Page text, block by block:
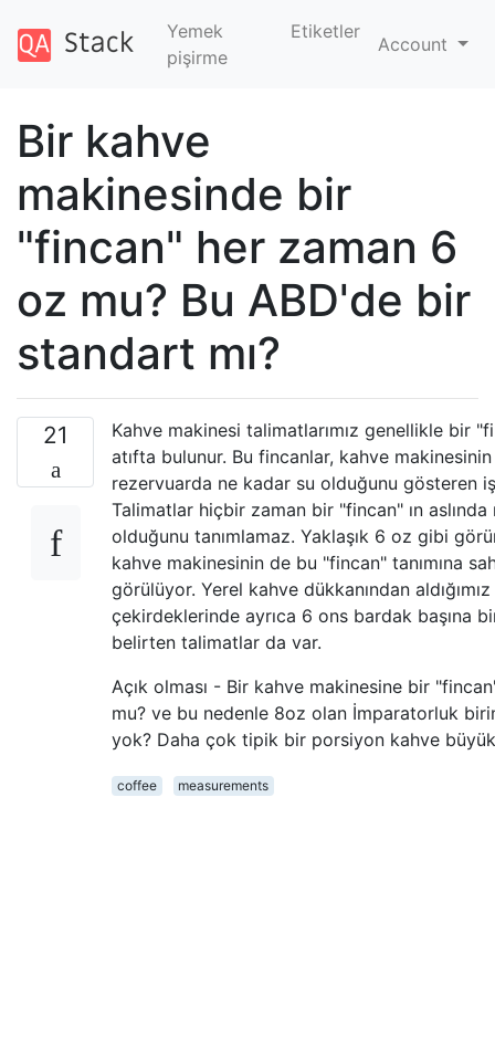
Yemek
pişirme
Etiketler
Account
Bir kahve
makinesinde bir
"fincan" her zaman 6
oz mu? Bu ABD'de bir
standart mı?
21
Kahve makinesi talimatlarımız genellikle bir
atıfta bulunur. Bu fincanlar, kahve makinesinin
rezervuarda ne kadar su olduğunu gösteren
Talimatlar hiçbir zaman bir "fincan" ın aslında
olduğunu tanımlamaz. Yaklaşık 6 oz gibi
kahve makinesinin de bu "fincan" tanımına
görülüyor. Yerel kahve dükkanından
çekirdeklerinde ayrıca 6 ons bardak başına
belirten talimatlar da var.
Açık olması - Bir kahve makinesine bir
mu? ve bu nedenle 8oz olan İmparatorluk
yok? Daha çok tipik bir porsiyon kahve
coffee measurements